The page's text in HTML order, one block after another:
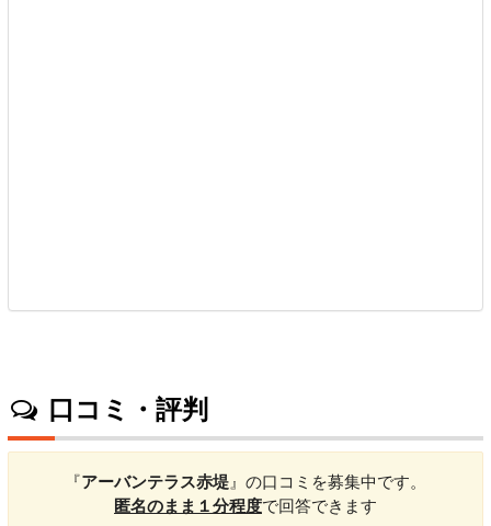
口コミ・評判
『アーバンテラス赤堤 』の口コミを募集中です。
匿名のまま１分程度で回答できます